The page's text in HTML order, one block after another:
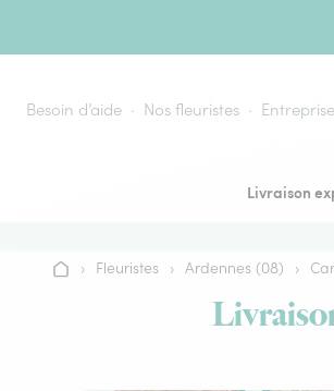
Besoin d’aide Nos fleuristes Entreprise
Livraison
Accueil
› Fleuristes › Ardennes (08) ›